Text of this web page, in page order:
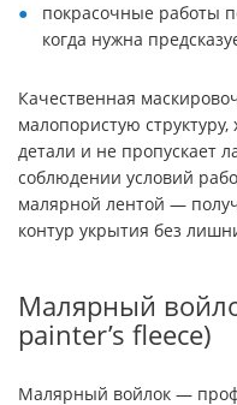
покрасочные работы
когда нужна
Качественная
малопористую
детали и не пропускает
соблюдении условий
малярной лентой —
контур укрытия без
Малярный
painter’s fleece)
Малярный войлок —